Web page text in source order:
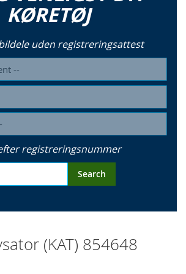
KØRETØJ
uden registreringsattest
registreringsnummer
Search
(KAT) 854648